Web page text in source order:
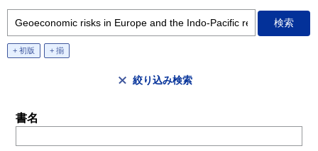
+ 初版 + 揃
絞り込み検索
書名